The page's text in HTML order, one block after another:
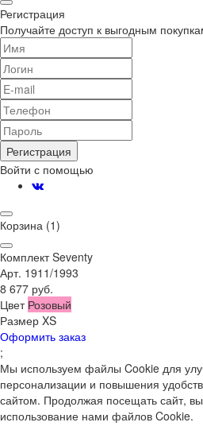
Регистрация
Получайте доступ к выгодным
Регистрация
Войти с помощью
Корзина (1)
Комплект Seventy
Арт. 1911/1993
8 677 руб.
Цвет Розовый
Размер XS
Оформить заказ
;
Мы используем файлы Cookie для
персонализации и повышения
сайтом. Продолжая посещать сайт,
использование нами файлов Cookie.